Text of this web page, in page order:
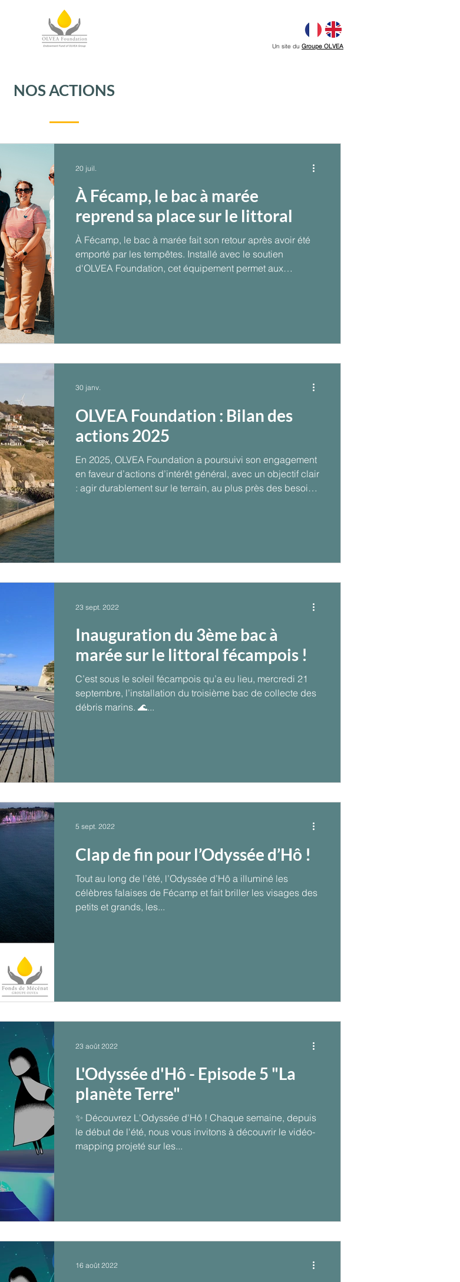
Un site du Groupe OLVEA
NOS ACTIONS
À Fécamp, le bac à marée
reprend sa place sur le littoral
À Fécamp, le bac à marée fait son retour après avoir été
emporté par les tempêtes. Installé avec le soutien
d'OLVEA Foundation, cet équipement permet aux
20 juil.
OLVEA Foundation : Bilan des
actions 2025
En 2025, OLVEA Foundation a poursuivi son engagement
en faveur d’actions d’intérêt général, avec un objectif clair
: agir durablement sur le terrain, au plus près des besoins
30 janv.
Inauguration du 3ème bac à
marée sur le littoral fécampois !
C’est sous le soleil fécampois qu’a eu lieu, mercredi 21
septembre, l’installation du troisième bac de collecte des
débris marins. 🌊...
23 sept. 2022
Clap de fin pour l’Odyssée d’Hô !
Tout au long de l’été, l’Odyssée d’Hô a illuminé les
célèbres falaises de Fécamp et fait briller les visages des
petits et grands, les...
5 sept. 2022
L'Odyssée d'Hô - Episode 5 "La
planète Terre"
✨ Découvrez L'Odyssée d'Hô ! Chaque semaine, depuis
le début de l'été, nous vous invitons à découvrir le vidéo-
mapping projeté sur les...
23 août 2022
16 août 2022